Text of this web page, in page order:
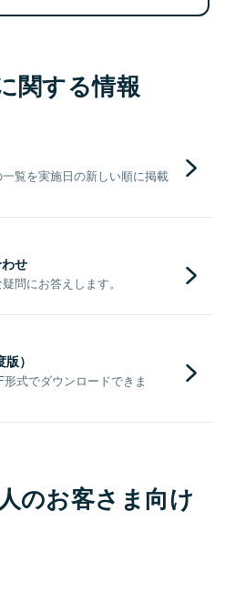
関する情報
覧を実施日の新しい順に掲載
せ
問にお答えします。
）
式でダウンロードできま
のお客さま向け